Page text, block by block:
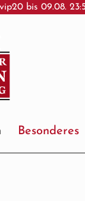
bis 09.08.
Besonderes